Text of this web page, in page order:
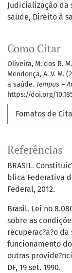
Judicialização da
saúde Direito à
Como Citar
Oliveira, M. dos R.
Mendonça, A. V. M.
a saúde. Tempus –
https://doi.org/
Fomatos de
Referências
BRASIL.
blica Federativa
Federal, 2012.
Brasil. Lei no
sobre as
recuperac?a?o
funcionamento
outras
DF, 19 set. 1990.